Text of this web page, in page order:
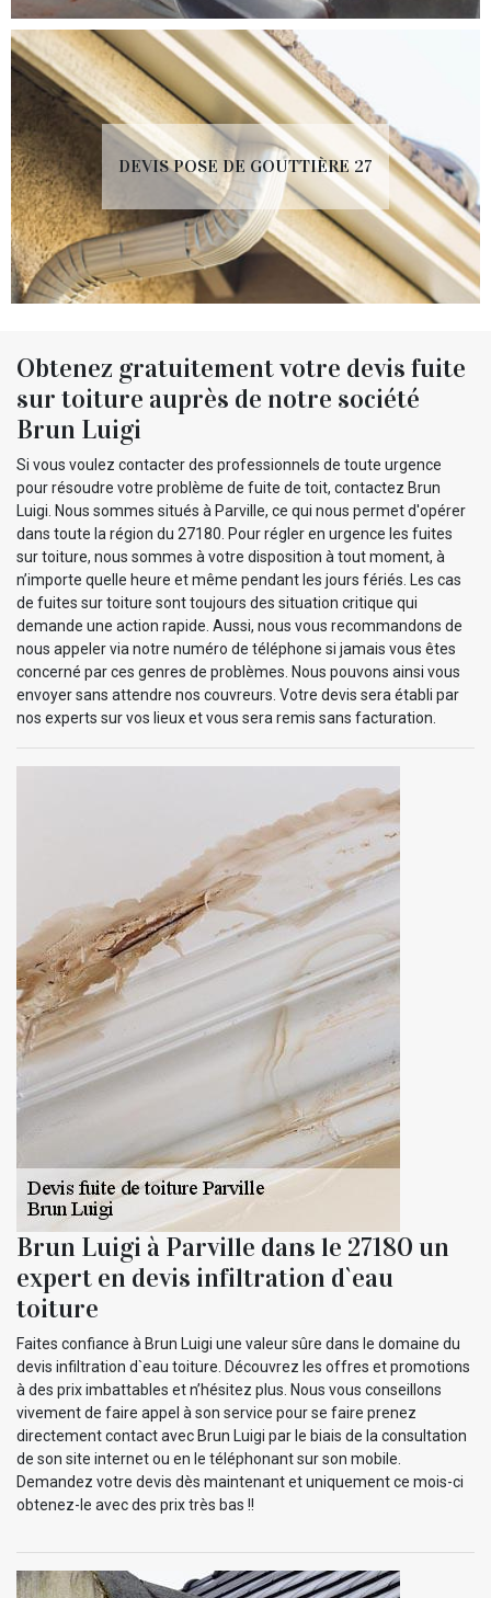
DEVIS POSE DE GOUTTIÈRE 27
Obtenez gratuitement votre devis fuite
sur toiture auprès de notre société
Brun Luigi
Si vous voulez contacter des professionnels de toute urgence
pour résoudre votre problème de fuite de toit, contactez Brun
Luigi. Nous sommes situés à Parville, ce qui nous permet d'opérer
dans toute la région du 27180. Pour régler en urgence les fuites
sur toiture, nous sommes à votre disposition à tout moment, à
n’importe quelle heure et même pendant les jours fériés. Les cas
de fuites sur toiture sont toujours des situation critique qui
demande une action rapide. Aussi, nous vous recommandons de
nous appeler via notre numéro de téléphone si jamais vous êtes
concerné par ces genres de problèmes. Nous pouvons ainsi vous
envoyer sans attendre nos couvreurs. Votre devis sera établi par
nos experts sur vos lieux et vous sera remis sans facturation.
Brun Luigi à Parville dans le 27180 un
expert en devis infiltration d`eau
toiture
Faites confiance à Brun Luigi une valeur sûre dans le domaine du
devis infiltration d`eau toiture. Découvrez les offres et promotions
à des prix imbattables et n’hésitez plus. Nous vous conseillons
vivement de faire appel à son service pour se faire prenez
directement contact avec Brun Luigi par le biais de la consultation
de son site internet ou en le téléphonant sur son mobile.
Demandez votre devis dès maintenant et uniquement ce mois-ci
obtenez-le avec des prix très bas !!